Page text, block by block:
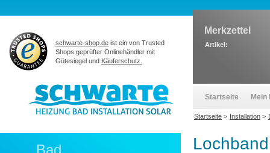
Lochband
Bad
schwarte-shop.de ist ein von Trusted
Shops geprüfter Onlinehändler mit
Gütesiegel und Käuferschutz.
Merkzettel
Artikel:
Startseite Mein
Startseite > Installation >